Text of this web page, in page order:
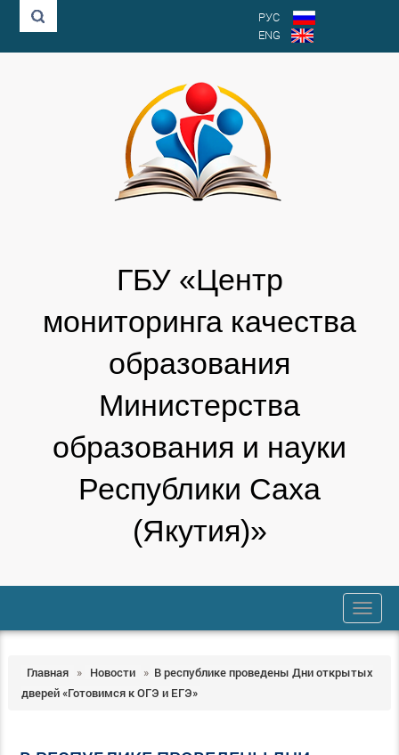
РУС
ENG
ГБУ «Центр
мониторинга качества
образования
Министерства
образования и науки
Республики Саха
(Якутия)»
trk
Главная » Новости » В республике проведены Дни открытых
дверей «Готовимся к ОГЭ и ЕГЭ»